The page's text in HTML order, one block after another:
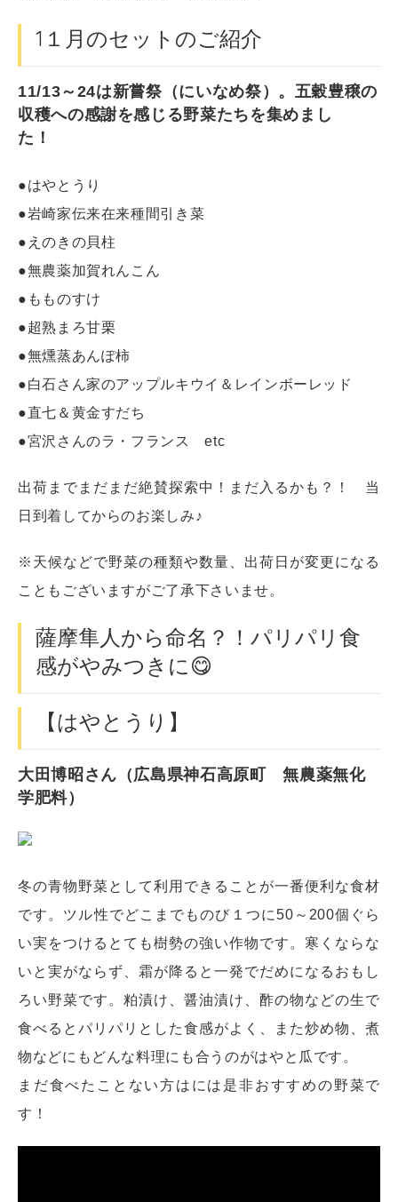
1１月のセットのご紹介
11/13～24は新嘗祭（にいなめ祭）。五穀豊穣の
収穫への感謝を感じる野菜たちを集めまし
た！
●はやとうり
●岩崎家伝来在来種間引き菜
●えのきの貝柱
●無農薬加賀れんこん
●もものすけ
●超熟まろ甘栗
●無燻蒸あんぽ柿
●白石さん家のアップルキウイ＆レインボーレッド
●直七＆黄金すだち
●宮沢さんのラ・フランス etc
出荷までまだまだ絶賛探索中！まだ入るかも？！ 当
日到着してからのお楽しみ♪
※天候などで野菜の種類や数量、出荷日が変更になる
こともございますがご了承下さいませ。
薩摩隼人から命名？！パリパリ食
感がやみつきに😋
【はやとうり】
大田博昭さん（広島県神石高原町 無農薬無化
学肥料）
冬の青物野菜として利用できることが一番便利な食材
です。ツル性でどこまでものび１つに50～200個ぐら
い実をつけるとても樹勢の強い作物です。寒くならな
いと実がならず、霜が降ると一発でだめになるおもし
ろい野菜です。粕漬け、醤油漬け、酢の物などの生で
食べるとパリパリとした食感がよく、また炒め物、煮
物などにもどんな料理にも合うのがはやと瓜です。
まだ食べたことない方はには是非おすすめの野菜で
す！